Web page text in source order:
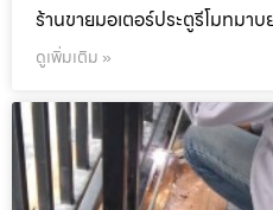
ร้านขายมอเตอร์ประตูรีโมทมา
ดูเพิ่มเติม »